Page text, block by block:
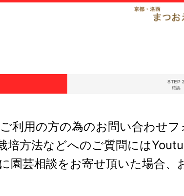
STEP 2
確認
利用の方の為のお問い合わせフ
方法などへのご質問には
園芸相談をお寄せ頂いた場合、